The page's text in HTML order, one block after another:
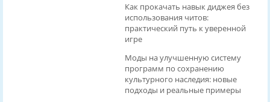
Как прокачать навык диджея без
использования читов:
практический путь к уверенной
игре
Моды на улучшенную систему
программ по сохранению
культурного наследия: новые
подходы и реальные примеры